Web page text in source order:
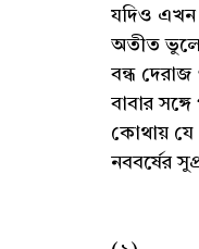
যদিও
অতীত
বন্ধ
বাবার
কোথায় যে
নববর্ষের